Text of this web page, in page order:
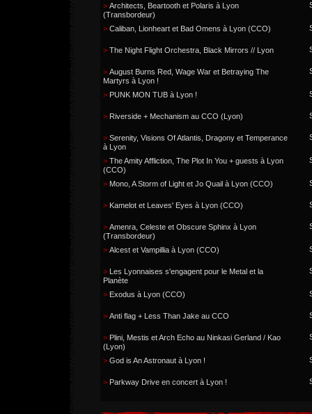
> Architects, Beartooth et Polaris à Lyon
(Transbordeur)
> Caliban, Lionheart et Bad Omens à Lyon (CCO)
> The Night Flight Orchestra, Black Mirrors // Lyon
> August Burns Red, Wage War et Betraying The
Martyrs à Lyon !
> PUNK MON TUB à Lyon !
> Riverside + Mechanism au CCO (Lyon)
> Serenity, Visions Of Atlantis, Dragony et Temperance
à Lyon
> The Amity Affliction, The Plot In You + guests à Lyon
(CCO)
> Mono, A Storm of Light et Jo Quail à Lyon (CCO)
> Kamelot et Leaves' Eyes à Lyon (CCO)
> Amenra, Celeste et Obscure Sphinx à Lyon
(Transbordeur)
> Alcest et Vampillia à Lyon (CCO)
> Les Lyonnaises s'engagent pour le Metal et la
Planète
> Exodus à Lyon (CCO)
> Anti flag + Less Than Jake au CCO
> Plini, Mestis et Arch Echo au Ninkasi Gerland / Kao
(Lyon)
> God is An Astronaut à Lyon !
> Parkway Drive en concert à Lyon !